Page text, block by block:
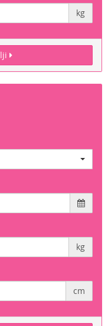
kg
kg
cm